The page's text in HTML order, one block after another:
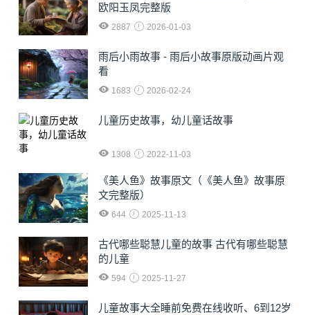
欧阳玉凤完整版
2887 2026-01-03
雨后小雨故事 - 雨后小故事原版动画片观
看
1683 2026-02-24
儿童历史故事，幼儿童话故事
1308 2022-11-03
《美人鱼》故事原文（《美人鱼》故事原
文完整版）
644 2025-11-13
古代哪些聪慧儿童的故事 古代有哪些聪慧
的儿童
594 2025-11-27
儿童故事大全睡前免费在线收听、6到12岁